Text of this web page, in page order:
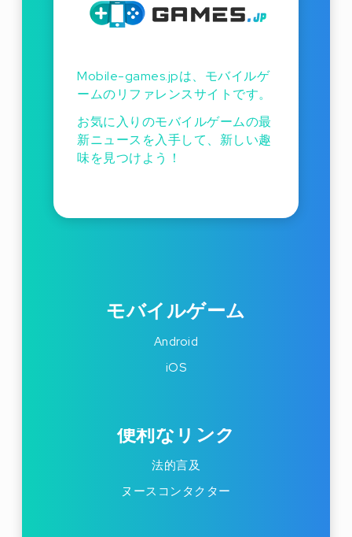
Mobile-games.jpは、モバイルゲ
ームのリファレンスサイトです。
お気に入りのモバイルゲームの最
新ニュースを入手して、新しい趣
味を見つけよう！
モバイルゲーム
Android
iOS
便利なリンク
法的言及
ヌースコンタクター